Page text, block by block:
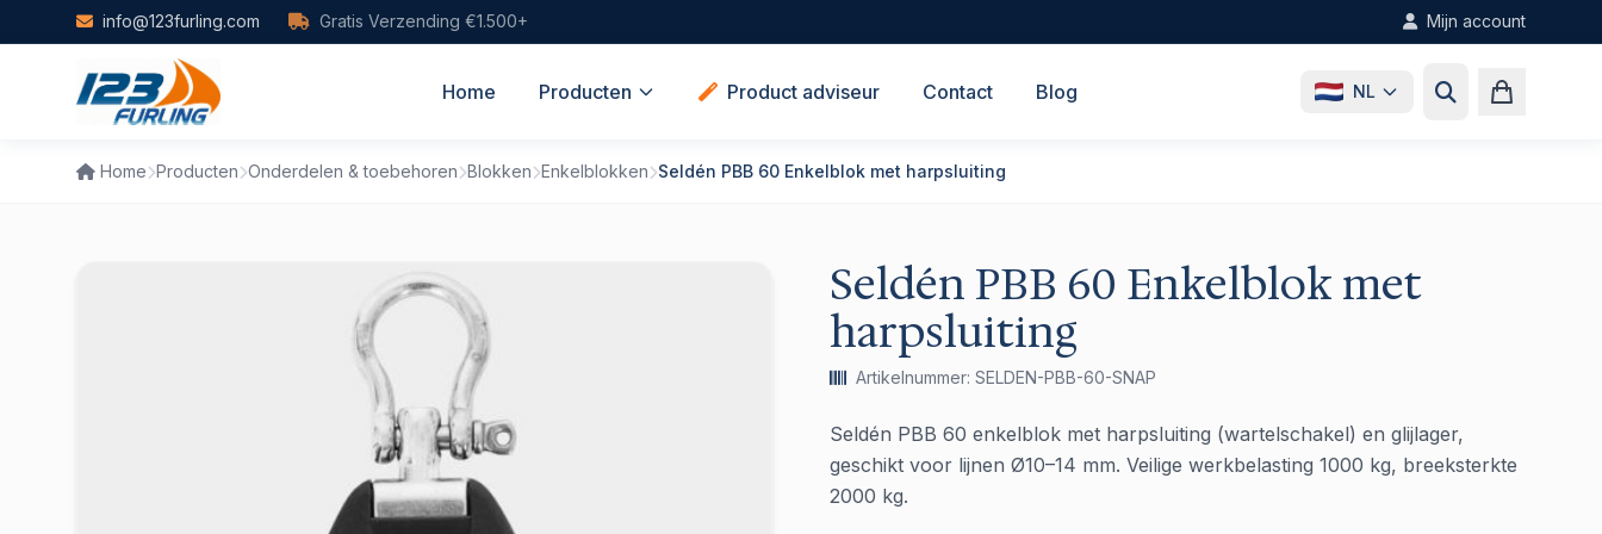
Skip to main content
info@123furling.com Gratis Verzending €1.500+ Mijn account
Home Producten Product adviseur Contact Blog NL
Home Producten Onderdelen & toebehoren Blokken Enkelblokken Seldén PBB 60 Enkelblok met harpsluiting
Seldén PBB 60 Enkelblok met
harpsluiting
Artikelnummer: SELDEN-PBB-60-SNAP
Seldén PBB 60 enkelblok met harpsluiting (wartelschakel) en glijlager,
geschikt voor lijnen Ø10–14 mm. Veilige werkbelasting 1000 kg, breeksterkte
2000 kg.